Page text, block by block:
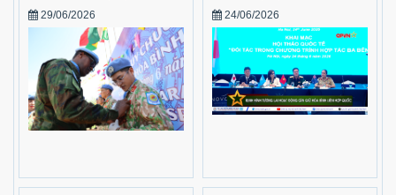
29/06/2026 24/06/2026